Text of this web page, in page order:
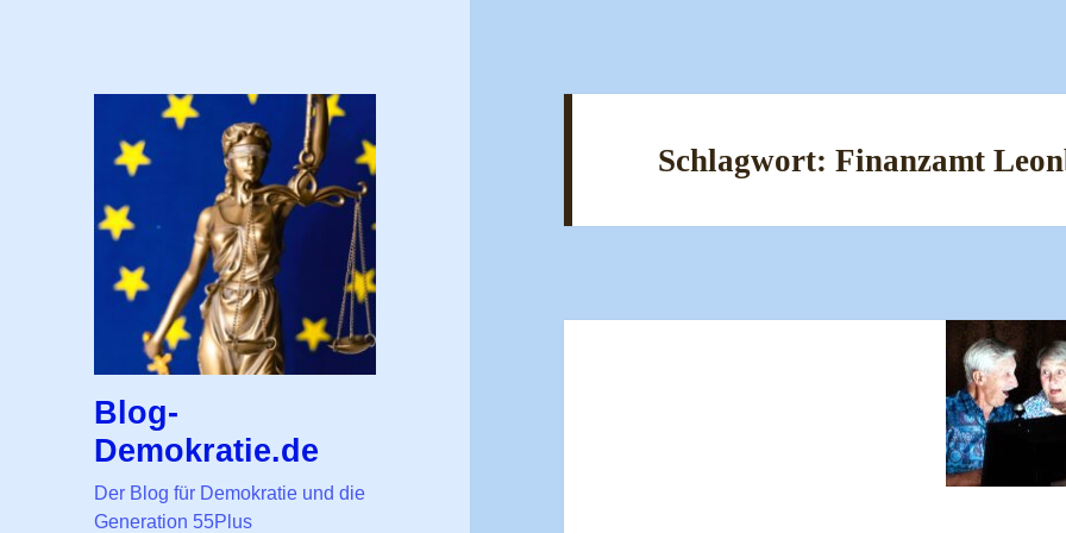
Blog-
Demokratie.de
Der Blog für Demokratie und die
Generation 55Plus
Schlagwort:Finanzamt